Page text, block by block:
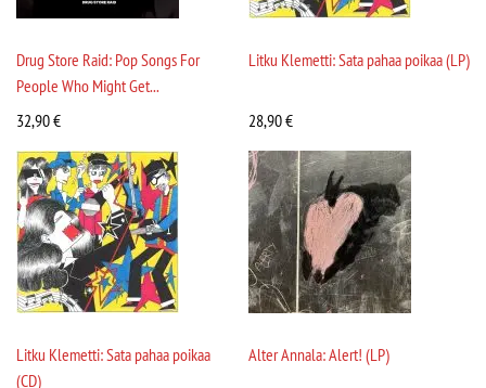
Drug Store Raid: Pop Songs For
People Who Might Get...
32,90€
Litku Klemetti: Sata pahaa poikaa (LP)
28,90€
Litku Klemetti: Sata pahaa poikaa
(CD)
Alter Annala: Alert! (LP)